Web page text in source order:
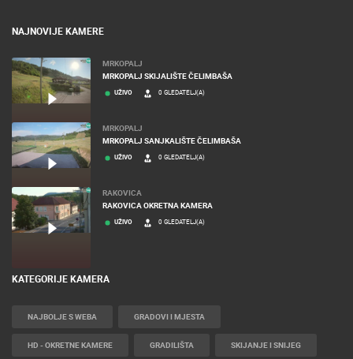
NAJNOVIJE KAMERE
MRKOPALJ
MRKOPALJ SKIJALIŠTE ČELIMBAŠA
UŽIVO 0 GLEDATELJ(A)
MRKOPALJ
MRKOPALJ SANJKALIŠTE ČELIMBAŠA
UŽIVO 0 GLEDATELJ(A)
RAKOVICA
RAKOVICA OKRETNA KAMERA
UŽIVO 0 GLEDATELJ(A)
KATEGORIJE KAMERA
NAJBOLJE S WEBA GRADOVI I MJESTA
HD - OKRETNE KAMERE GRADILIŠTA SKIJANJE I SNIJEG